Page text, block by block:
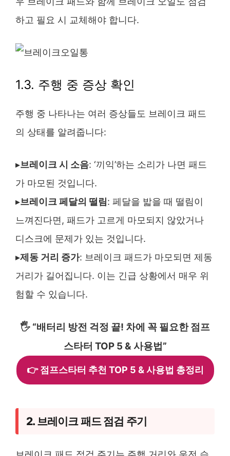
하고 필요 시 교체해야 합니다.
1.3. 주행 중 증상 확인
주행 중 나타나는 여러 증상들도 브레이크 패드
의 상태를 알려줍니다:
▸브레이크 시 소음: ‘끼익’하는 소리가 나면 패드
가 마모된 것입니다.
▸브레이크 페달의 떨림: 페달을 밟을 때 떨림이
느껴진다면, 패드가 고르게 마모되지 않았거나
디스크에 문제가 있는 것입니다​.
▸제동 거리 증가: 브레이크 패드가 마모되면 제동
거리가 길어집니다. 이는 긴급 상황에서 매우 위
험할 수 있습니다​​.
🖐️ “배터리 방전 걱정 끝! 차에 꼭 필요한 점프
스타터 TOP 5 & 사용법”
👉 점프스타터 추천 TOP 5 & 사용법 총정리
2. 브레이크 패드 점검 주기